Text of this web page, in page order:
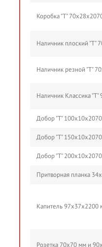
Коробка "Т"
Наличник плоский "Т"
Наличник резной "Т"
Наличник Классика
Добор "Т"
Добор "Т"
Добор "Т"
Притворная планка
Капитель 97х37х2200
Розетка 70х70 мм и